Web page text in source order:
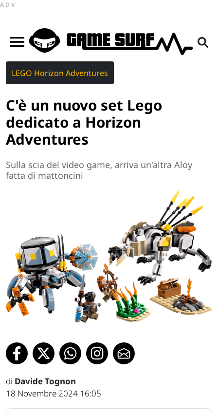
ADV
LEGO Horizon Adventures
C'è un nuovo set Lego
dedicato a Horizon
Adventures
Sulla scia del video game, arriva un'altra Aloy
fatta di mattoncini
di Davide Tognon
18 Novembre 2024 16:05